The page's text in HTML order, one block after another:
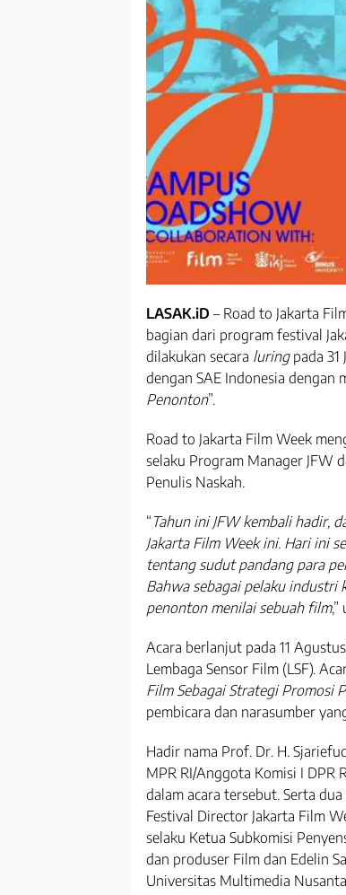
LASAK.iD – Road to Jakarta
bagian dari program festival
dilakukan secara luringpada 31
dengan SAE Indonesia dengan
Penonton”.
Road to Jakarta Film Week
selaku Program Manager JFW
Penulis Naskah.
“ Tahun ini JFW kembali hadir,
Jakarta Film Week ini. Hari ini
tentang sudut pandang para
Bahwa sebagai pelaku industri
penonton menilai sebuah film,”
Acara berlanjut pada 11
Lembaga Sensor Film (LSF).
Film Sebagai Strategi Promosi
pembicara dan narasumber
Hadir nama Prof. Dr. H.
MPR RI/Anggota Komisi I DPR
dalam acara tersebut. Serta
Festival Director Jakarta Film
selaku Ketua Subkomisi
dan produser Film dan Edelin
Universitas Multimedia